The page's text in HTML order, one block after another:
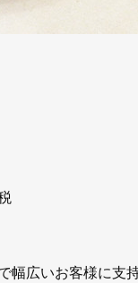
幅広いお客様に支